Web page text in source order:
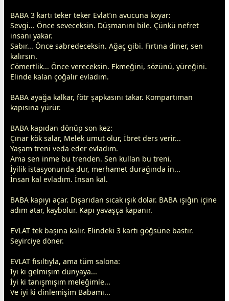
BABA 3 kartı teker teker Evlat’ın avucuna koyar:
Sevgi... Önce seveceksin. Düşmanını bile. Çünkü nefret
insanı yakar.
Sabır... Önce sabredeceksin. Ağaç gibi. Fırtına diner, sen
kalırsın.
Cömertlik... Önce vereceksin. Ekmeğini, sözünü, yüreğini.
Elinde kalan çoğalır evladım.
BABA ayağa kalkar, fötr şapkasını takar. Kompartıman
kapısına yürür.
BABA kapıdan dönüp son kez:
Çınar kök salar, Melek umut olur, İbret ders verir...
Yaşam treni veda eder evladım.
Ama sen inme bu trenden. Sen kullan bu treni.
İyilik istasyonunda dur, merhamet durağında in...
İnsan kal evladım. İnsan kal.
BABA kapıyı açar. Dışarıdan sıcak ışık dolar. BABA ışığın içine
adım atar, kaybolur. Kapı yavaşça kapanır.
EVLAT tek başına kalır. Elindeki 3 kartı göğsüne bastır.
Seyirciye döner.
EVLAT fısıltıyla, ama tüm salona:
İyi ki gelmişim dünyaya...
İyi ki tanışmışım meleğimle...
Ve iyi ki dinlemişim Babamı...